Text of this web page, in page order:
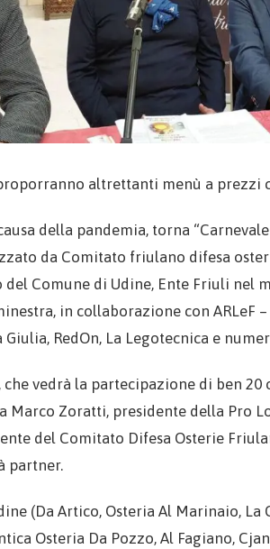
altrettanti menù a prezzi
della pandemia, torna
da Comitato friulano difesa
Comune di Udine, Ente Friuli nel
in collaborazione con ARLeF
RedOn, La Legotecnica e
vedrà la partecipazione di ben 20
Marco Zoratti, presidente della Pro
del Comitato Difesa Osterie
partner.
(Da Artico, Osteria Al Marinaio,
Osteria Da Pozzo, Al Fagiano,